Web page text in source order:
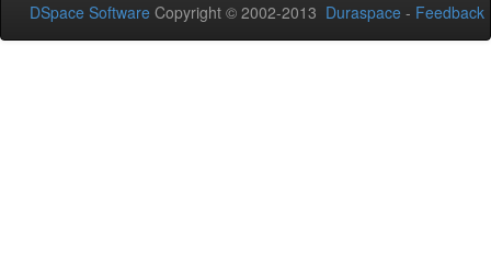
DSpace Software Copyright © 2002-2013 Duraspace - Feedback